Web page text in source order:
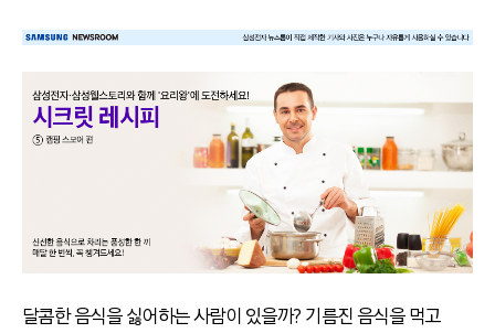
달콤한 음식을 싫어하는 사람이 있을까? 기름진 음식을 먹고